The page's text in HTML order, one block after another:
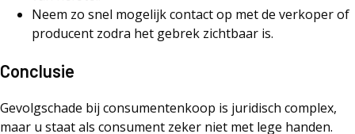
Neem zo snel mogelijk contact op met de verkoper of
producent zodra het gebrek zichtbaar is.
Conclusie
Gevolgschade bij consumentenkoop is juridisch complex,
maar u staat als consument zeker niet met lege handen.